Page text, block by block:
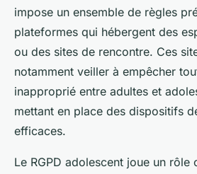
impose un ensemble de règles
plateformes qui hébergent des
ou des sites de rencontre. Ces
notamment veiller à empêcher
inapproprié entre adultes et
mettant en place des dispositifs
efficaces.
Le RGPD adolescent joue un rôle